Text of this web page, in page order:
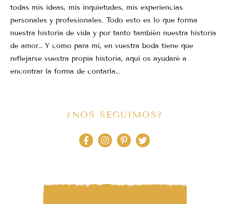
todas mis ideas, mis inquietudes, mis experiencias
personales y profesionales. Todo esto es lo que forma
nuestra historia de vida y por tanto también nuestra historia
de amor… Y como para mi, en vuestra boda tiene que
reflejarse vuestra propia historia, aquí os ayudaré a
encontrar la forma de contarla…
¿NOS SEGUIMOS?